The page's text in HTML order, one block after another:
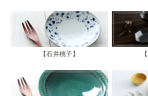
石井桃子